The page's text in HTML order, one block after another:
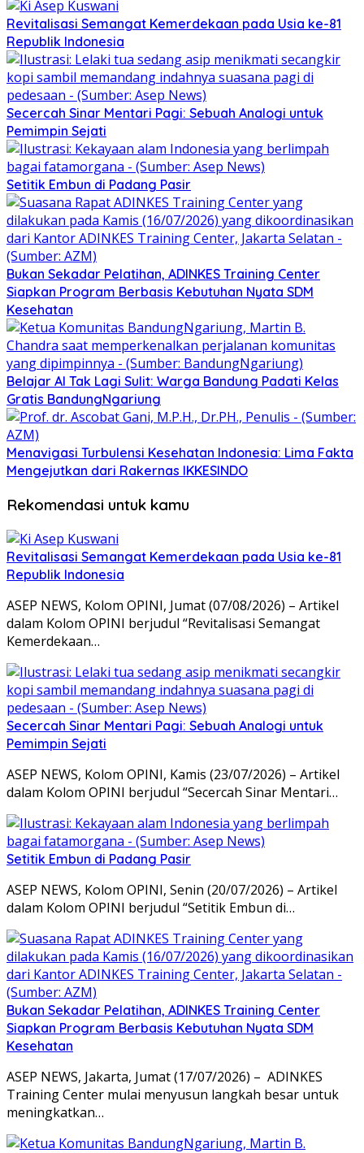
Revitalisasi Semangat Kemerdekaan pada Usia ke-81
Republik Indonesia
Secercah Sinar Mentari Pagi: Sebuah Analogi untuk
Pemimpin Sejati
Setitik Embun di Padang Pasir
Bukan Sekadar Pelatihan, ADINKES Training Center
Siapkan Program Berbasis Kebutuhan Nyata SDM
Kesehatan
Belajar AI Tak Lagi Sulit: Warga Bandung Padati Kelas
Gratis BandungNgariung
Menavigasi Turbulensi Kesehatan Indonesia: Lima Fakta
Mengejutkan dari Rakernas IKKESINDO
Rekomendasi untuk kamu
Revitalisasi Semangat Kemerdekaan pada Usia ke-81
Republik Indonesia
ASEP NEWS, Kolom OPINI, Jumat (07/08/2026) – Artikel
dalam Kolom OPINI berjudul “Revitalisasi Semangat
Kemerdekaan…
Secercah Sinar Mentari Pagi: Sebuah Analogi untuk
Pemimpin Sejati
ASEP NEWS, Kolom OPINI, Kamis (23/07/2026) – Artikel
dalam Kolom OPINI berjudul “Secercah Sinar Mentari…
Setitik Embun di Padang Pasir
ASEP NEWS, Kolom OPINI, Senin (20/07/2026) – Artikel
dalam Kolom OPINI berjudul “Setitik Embun di…
Bukan Sekadar Pelatihan, ADINKES Training Center
Siapkan Program Berbasis Kebutuhan Nyata SDM
Kesehatan
ASEP NEWS, Jakarta, Jumat (17/07/2026) – ADINKES
Training Center mulai menyusun langkah besar untuk
meningkatkan…